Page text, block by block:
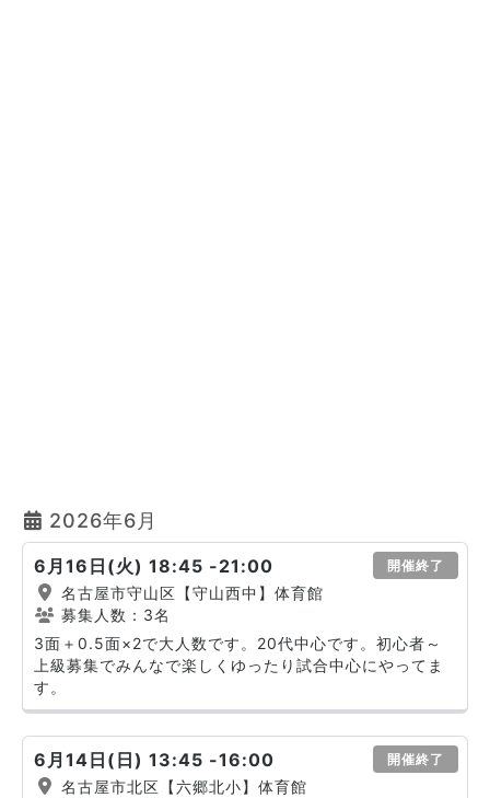
2026年6月
6月16日(火) 18:45 -21:00 開催終了
名古屋市守山区【守山西中】体育館
募集人数：3名
3面＋0.5面×2で大人数です。20代中心です。初心者～
上級募集でみんなで楽しくゆったり試合中心にやってま
す。
6月14日(日) 13:45 -16:00 開催終了
名古屋市北区【六郷北小】体育館